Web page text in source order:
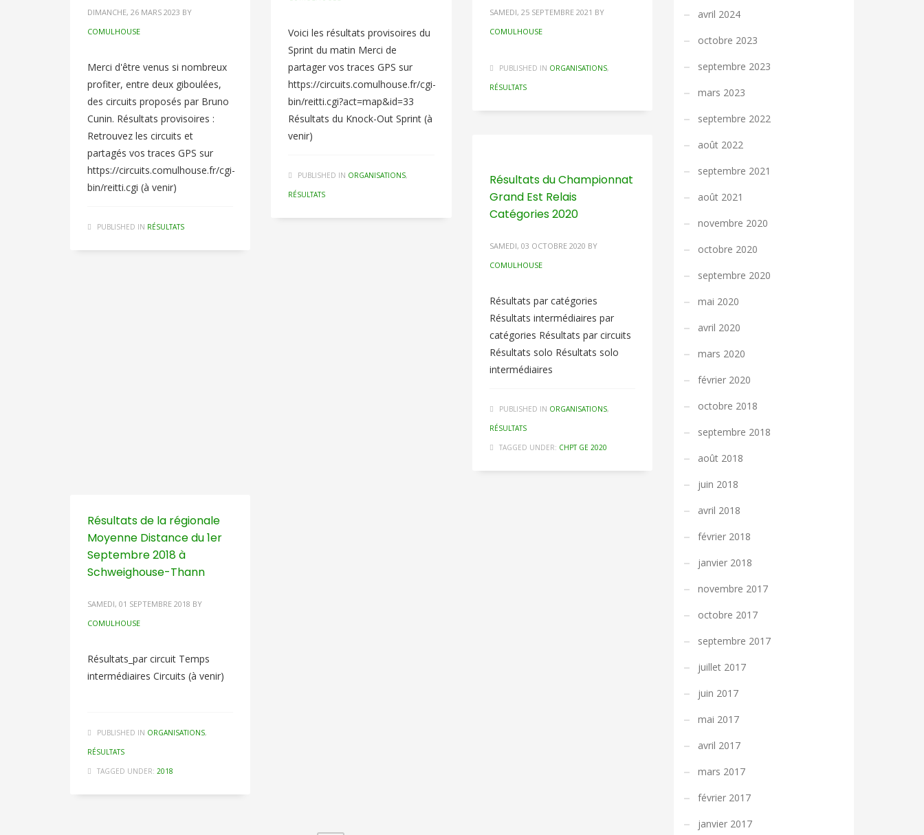
DIMANCHE, 26 MARS 2023 BY
COMULHOUSE
Merci d'être venus si nombreux
profiter, entre deux giboulées,
des circuits proposés par Bruno
Cunin. Résultats provisoires :
Retrouvez les circuits et
partagés vos traces GPS sur
https://circuits.comulhouse.fr/cgi-
bin/reitti.cgi (à venir)
PUBLISHED IN RÉSULTATS
Voici les résultats provisoires du
Sprint du matin Merci de
partager vos traces GPS sur
https://circuits.comulhouse.fr/cgi-
bin/reitti.cgi?act=map&id=33
Résultats du Knock-Out Sprint (à
venir)
PUBLISHED IN ORGANISATIONS,
RÉSULTATS
SAMEDI, 25 SEPTEMBRE 2021 BY
COMULHOUSE
PUBLISHED IN ORGANISATIONS,
RÉSULTATS
Résultats du Championnat
Grand Est Relais
Catégories 2020
SAMEDI, 03 OCTOBRE 2020 BY
COMULHOUSE
Résultats par catégories
Résultats intermédiaires par
catégories Résultats par circuits
Résultats solo Résultats solo
intermédiaires
PUBLISHED IN ORGANISATIONS,
RÉSULTATS
TAGGED UNDER: CHPT GE 2020
Résultats de la régionale
Moyenne Distance du 1er
Septembre 2018 à
Schweighouse-Thann
SAMEDI, 01 SEPTEMBRE 2018 BY
COMULHOUSE
Résultats_par circuit Temps
intermédiaires Circuits (à venir)
PUBLISHED IN ORGANISATIONS,
RÉSULTATS
TAGGED UNDER: 2018
avril 2024
octobre 2023
septembre 2023
mars 2023
septembre 2022
août 2022
septembre 2021
août 2021
novembre 2020
octobre 2020
septembre 2020
mai 2020
avril 2020
mars 2020
février 2020
octobre 2018
septembre 2018
août 2018
juin 2018
avril 2018
février 2018
janvier 2018
novembre 2017
octobre 2017
septembre 2017
juillet 2017
juin 2017
mai 2017
avril 2017
mars 2017
février 2017
janvier 2017